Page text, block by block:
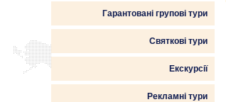
Гарантовані групові тури
Святкові тури
Екскурсії
Рекламні тури